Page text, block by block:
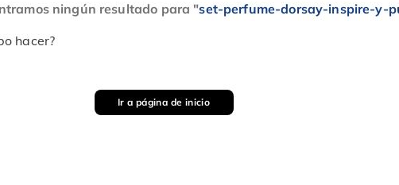
ningún resultado para "set-perfume-dorsay-inspire-y-
hacer?
Ir a página de inicio